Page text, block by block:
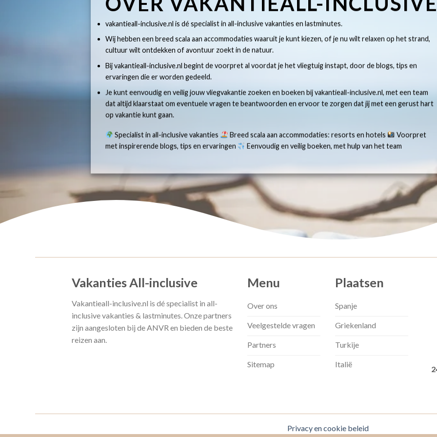
vakantieall-inclusive.nl is dé specialist in all-inclusive vakanties en lastminutes.
Wij hebben een breed scala aan accommodaties waaruit je kunt kiezen, of je nu wilt relaxen op het strand,
cultuur wilt ontdekken of avontuur zoekt in de natuur.
Bij vakantieall-inclusive.nl begint de voorpret al voordat je het vliegtuig instapt, door de blogs, tips en
ervaringen die er worden gedeeld.
Je kunt eenvoudig en veilig jouw vliegvakantie zoeken en boeken bij vakantieall-inclusive.nl, met een team
dat altijd klaarstaat om eventuele vragen te beantwoorden en ervoor te zorgen dat jij met een gerust hart
op vakantie kunt gaan.
Specialist in all-inclusive vakanties Breed scala aan accommodaties: resorts en hotels
Voorpret
met inspirerende blogs, tips en ervaringen
Eenvoudig en veilig boeken, met hulp van het team
Vakanties All-inclusive
Vakantieall-inclusive.nl is dé specialist in all-
inclusive vakanties & lastminutes. Onze partners
zijn aangesloten bij de ANVR en bieden de beste
reizen aan.
Menu
Over ons
Veelgestelde vragen
Partners
Sitemap
Plaatsen
Spanje
Griekenland
Turkije
Italië
Privacy en cookie beleid